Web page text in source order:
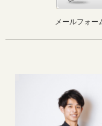
メールフォー